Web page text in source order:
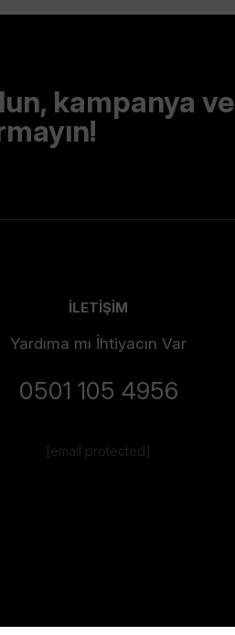
kampanya ve
İLETİŞİM
Yardıma mı İhtiyacın Var
0501 105 4956
[email protected]